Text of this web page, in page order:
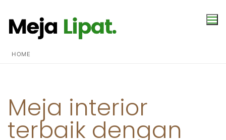
HOME
Meja interior
terbaik dengan